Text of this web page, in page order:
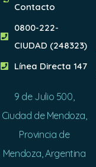
Contacto
0800-222-
CIUDAD (248323)
Línea Directa 147
9 de Julio 500,
Ciudad de Mendoza,
Provincia de
Mendoza, Argentina